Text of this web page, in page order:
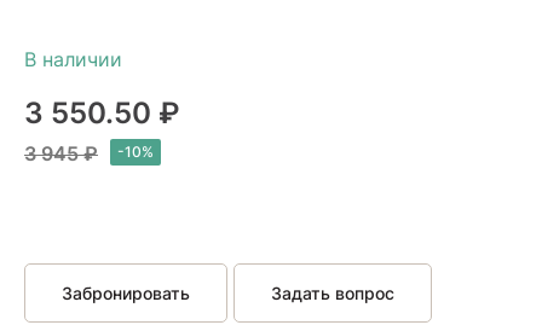
3 550.50 ₽
3 945 ₽
Забронировать Задать вопрос